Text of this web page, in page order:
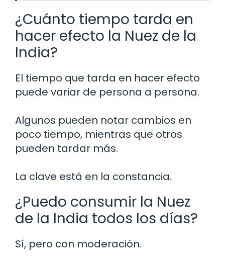
¿Cuánto tiempo tarda en
hacer efecto la Nuez de la
India?
El tiempo que tarda en hacer efecto
puede variar de persona a persona.
Algunos pueden notar cambios en
poco tiempo, mientras que otros
pueden tardar más.
La clave está en la constancia.
¿Puedo consumir la Nuez
de la India todos los días?
Sí, pero con moderación.